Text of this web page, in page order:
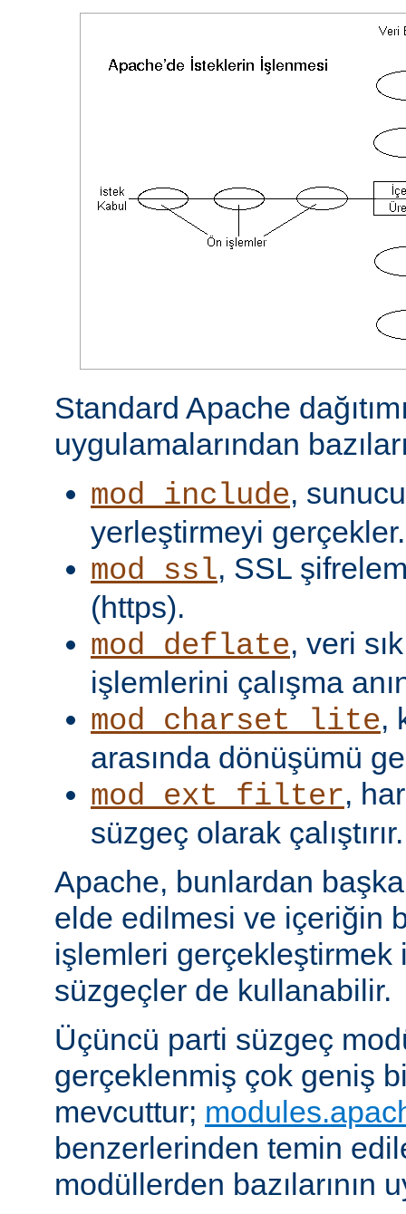
Standard Apache
uygulamalarından
mod_include,
yerleştirmeyi gerçekler.
mod_ssl, SSL
(https).
mod_deflate, veri
işlemlerini çalışma
mod_charset_lite,
arasında dönüşümü
mod_ext_filter,
süzgeç olarak çalıştırır.
Apache, bunlardan
elde edilmesi ve içeriğin
işlemleri gerçekleştirmek
süzgeçler de kullanabilir.
Üçüncü parti süzgeç
gerçeklenmiş çok geniş
mevcuttur;
benzerlerinden temin
modüllerden bazılarının